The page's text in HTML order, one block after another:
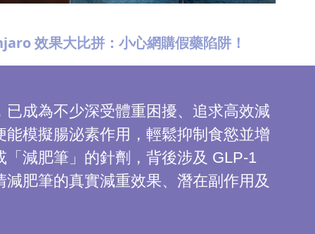
效果大比拼：小心網購假藥陷阱！
成為不少深受體重困擾、追求高效減
模擬腸泌素作用，輕鬆抑制食慾並增
減肥筆」的針劑，背後涉及 GLP-1
肥筆的真實減重效果、潛在副作用及